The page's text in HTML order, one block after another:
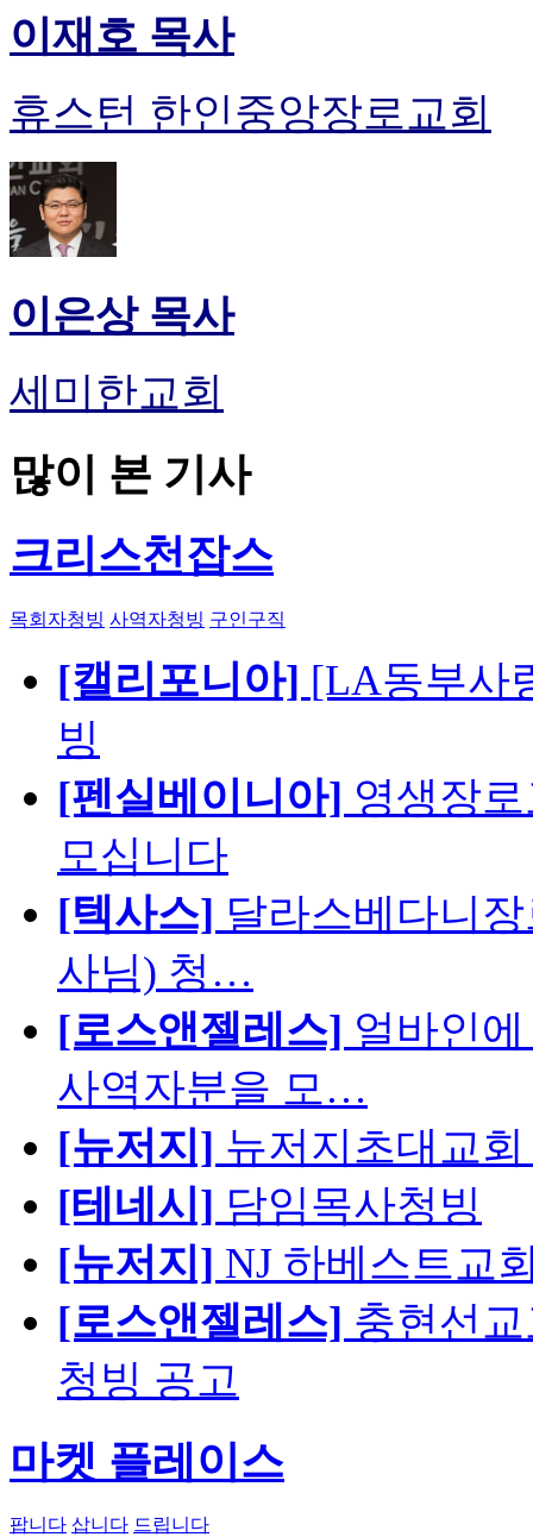
이재호 목사
휴스턴 한인중앙장로교회
이은상 목사
세미한교회
많이 본 기사
크리스천잡스
목회자청빙 사역자청빙 구인구직
[캘리포니아] [LA동부사
빙
[펜실베이니아] 영생장
모십니다
[텍사스] 달라스베다니
사님) 청…
[로스앤젤레스] 얼바인
사역자분을 모…
[뉴저지] 뉴저지초대교
[테네시] 담임목사청빙
[뉴저지] NJ 하베스트교
[로스앤젤레스] 충현선
청빙 공고
마켓 플레이스
팝니다 삽니다 드립니다